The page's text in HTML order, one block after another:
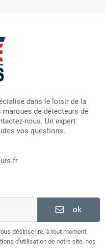
dans le loisir de la
de détecteurs de
nous. Un expert
vos questions.
ok
désinscrire, à tout moment.
d'utilisation de notre site, nos